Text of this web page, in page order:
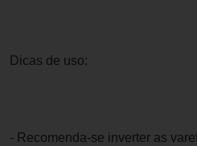
Dicas de uso:
- Recomenda-se inverter as